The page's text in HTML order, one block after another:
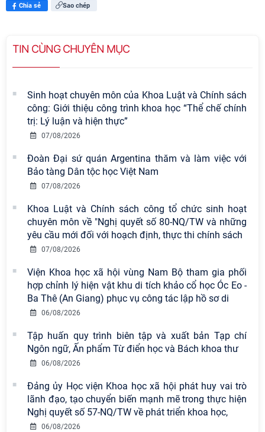
Chia sẻ Sao chép
TIN CÙNG CHUYÊN MỤC
Sinh hoạt chuyên môn của Khoa Luật và Chính sách
công: Giới thiệu công trình khoa học “Thể chế chính
trị: Lý luận và hiện thực”
07/08/2026
Đoàn Đại sứ quán Argentina thăm và làm việc với
Bảo tàng Dân tộc học Việt Nam
07/08/2026
Khoa Luật và Chính sách công tổ chức sinh hoạt
chuyên môn về "Nghị quyết số 80-NQ/TW và những
yêu cầu mới đối với hoạch định, thực thi chính sách
07/08/2026
Viện Khoa học xã hội vùng Nam Bộ tham gia phối
hợp chỉnh lý hiện vật khu di tích khảo cổ học Óc Eo -
Ba Thê (An Giang) phục vụ công tác lập hồ sơ di
06/08/2026
Tập huấn quy trình biên tập và xuất bản Tạp chí
Ngôn ngữ, Ấn phẩm Từ điển học và Bách khoa thư
06/08/2026
Đảng ủy Học viện Khoa học xã hội phát huy vai trò
lãnh đạo, tạo chuyển biến mạnh mẽ trong thực hiện
Nghị quyết số 57-NQ/TW về phát triển khoa học,
06/08/2026
Nam có 02 tác phẩm đạt giải khuyến
khích tại Cuộc thi chính luận bảo vệ
nền tảng tư tưởng của Đảng năm
2026
Viện Hàn lâm Khoa học xã hội Việt
Nam công bố các quyết định về
công tác cán bộ
Chi bộ Viện Sử học tổ chức Tọa đàm
chuyên đề: Đẩy mạnh học tập, thực
hành tư tưởng, đạo đức, phương